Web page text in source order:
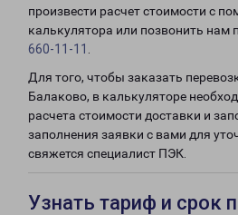
произвести расчет стоимости с
калькулятора или позвонить нам
660-11-11
Для того, чтобы заказать
Балаково, в калькуляторе
расчета стоимости доставки и
заполнения заявки с вами для
свяжется специалист ПЭК.
Узнать тариф и срок